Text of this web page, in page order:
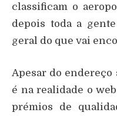
classificam o
depois toda a
geral do que vai
Apesar do endereço
é na realidade o
prémios de